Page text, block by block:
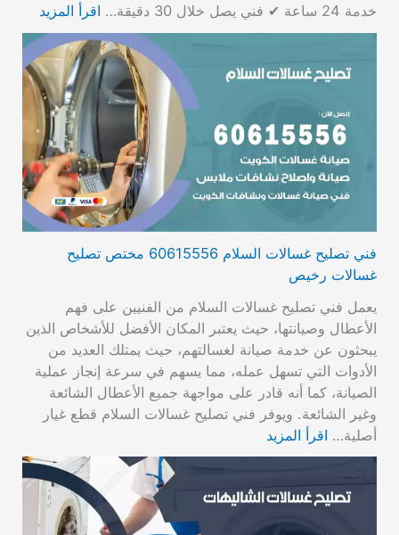
خدمة 24 ساعة ✔ فني يصل خلال 30 دقيقة…
اقرأ المزيد
فني تصليح غسالات السلام 60615556 مختص تصليح
غسالات رخيص
يعمل فني تصليح غسالات السلام من الفنيين على فهم
الأعطال وصيانتها، حيث يعتبر المكان الأفضل للأشخاص الذين
يبحثون عن خدمة صيانة لغسالتهم، حيث يمتلك العديد من
الأدوات التي تسهل عمله، مما يسهم في سرعة إنجاز عملية
الصيانة، كما أنه قادر على مواجهة جميع الأعطال الشائعة
وغير الشائعة. ويوفر فني تصليح غسالات السلام قطع غيار
أصلية… اقرأ المزيد